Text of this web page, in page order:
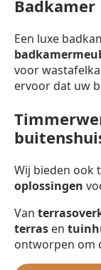
Badkamer
Een luxe
voor
ervoor dat uw
Wij bieden ook
oplossingen
Van
terras en
ontworpen om